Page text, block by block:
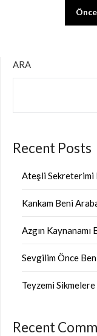
sayfalaması
ARA
Recent Posts
Ateşli Sekreterimi
Kankam Beni
Azgın Kaynanamı
Sevgilim Önce
Teyzemi
Recent